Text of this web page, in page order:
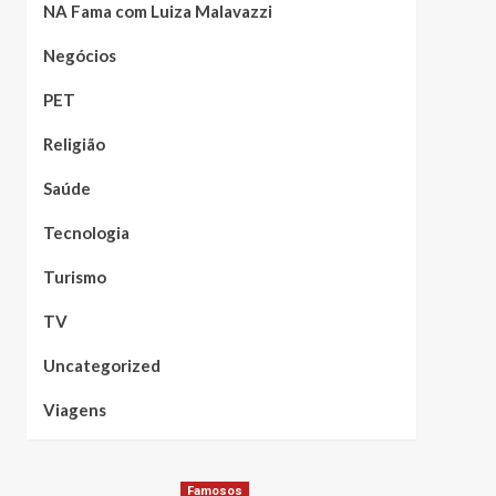
NA Fama com Luiza Malavazzi
Negócios
PET
Religião
Saúde
Tecnologia
Turismo
TV
Uncategorized
Viagens
Famosos